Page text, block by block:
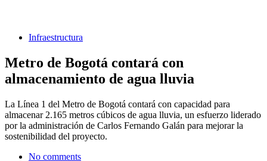
Infraestructura
Metro de Bogotá contará con
almacenamiento de agua lluvia
La Línea 1 del Metro de Bogotá contará con capacidad para
almacenar 2.165 metros cúbicos de agua lluvia, un esfuerzo liderado
por la administración de Carlos Fernando Galán para mejorar la
sostenibilidad del proyecto.
No comments